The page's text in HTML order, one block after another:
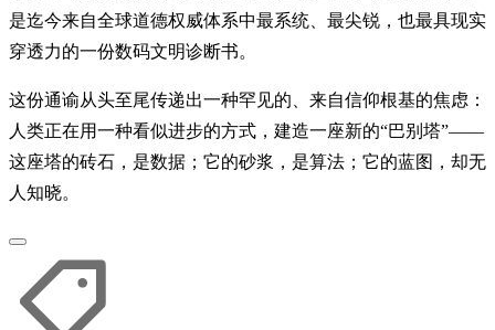
是迄今来自全球道德权威体系中最系统、最尖锐，也最具现实
穿透力的一份数码文明诊断书。
这份通谕从头至尾传递出一种罕见的、来自信仰根基的焦虑：
人类正在用一种看似进步的方式，建造一座新的“巴别塔”——
这座塔的砖石，是数据；它的砂浆，是算法；它的蓝图，却无
人知晓。